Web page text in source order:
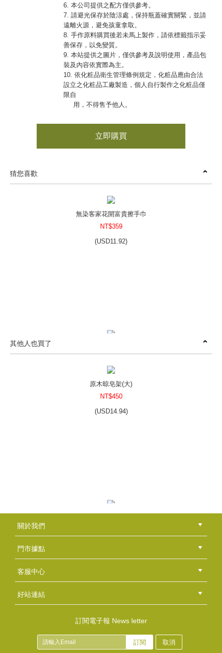
6. 本公司提供之配方僅供參考。
7. 請避光保存於陰涼處，保持瓶蓋確實關緊，並請
遠離火源，避免孩童拿取。
8. 手作原料購買後若未馬上製作，請依標籤指示妥
善保存，以免變質。
9. 本站提供之圖片，僅供參考及說明使用，產品包
裝及內容依實際為主。
10. 依化粧品衛生管理條例規定，化粧品應由合法
設立之化粧品工廠製造，個人自行製作之化粧品僅
限自
用，不得售予他人。
立即購買
猜您喜歡
無染客家花開富貴擦手巾
NT$359
(USD11.92)
USD1.83)
起泡網
其他人也買了
原木晾皂架(大)
NT$450
(USD14.94)
關於我們
公司簡介
品牌故事
最新消息
隱私權聲明
版權聲明
門市據點
總部
北區
中區
南區
東區
海外
客服中心
會員等級
購物流程
訂單查詢
常見問題
海外訂購流程
連絡我們
下載專區
紅利點數
好站連結
訂閱電子報 News letter
訂閱 取消